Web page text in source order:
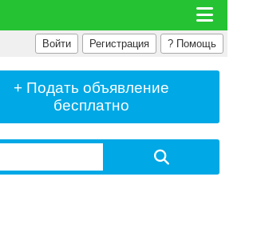
? Помощь
Регистрация
Войти
+ Подать объявление
бесплатно